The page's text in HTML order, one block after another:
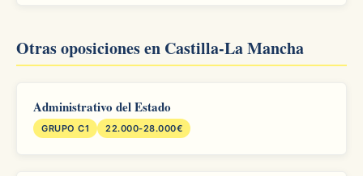
Otras oposiciones en Castilla-La Mancha
Administrativo del Estado
GRUPO C1 22.000-28.000€